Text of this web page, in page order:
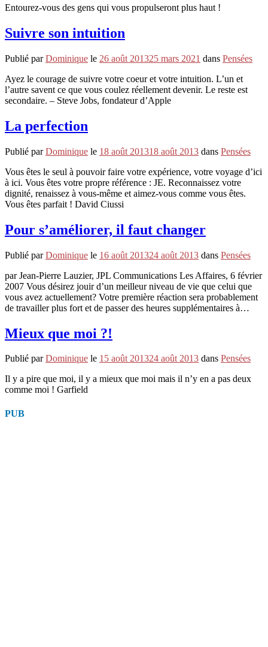
Entourez-vous des gens qui vous propulseront plus haut !
Suivre son intuition
Publié parDominique le 26 août 201325 mars 2021 dans Pensées
Ayez le courage de suivre votre coeur et votre intuition. L’un et
l’autre savent ce que vous coulez réellement devenir. Le reste est
secondaire. – Steve Jobs, fondateur d’Apple
La perfection
Publié parDominique le 18 août 201318 août 2013 dans Pensées
Vous êtes le seul à pouvoir faire votre expérience, votre voyage d’ici
à ici. Vous êtes votre propre référence : JE. Reconnaissez votre
dignité, renaissez à vous-même et aimez-vous comme vous êtes.
Vous êtes parfait ! David Ciussi
Pour s’améliorer, il faut changer
Publié parDominique le 16 août 201324 août 2013 dans Pensées
par Jean-Pierre Lauzier, JPL Communications Les Affaires, 6 février
2007 Vous désirez jouir d’un meilleur niveau de vie que celui que
vous avez actuellement? Votre première réaction sera probablement
de travailler plus fort et de passer des heures supplémentaires à…
Mieux que moi ?!
Publié parDominique le 15 août 201324 août 2013 dans Pensées
Il y a pire que moi, il y a mieux que moi mais il n’y en a pas deux
comme moi ! Garfield
PUB